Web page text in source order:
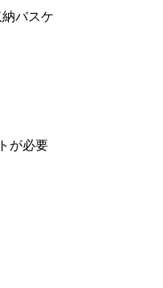
バスケ
が必要